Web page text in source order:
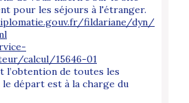
pour les séjours à l'étranger.
fildariane/dyn/
calcul/15646-01
l’obtention de toutes les
départ est à la charge du